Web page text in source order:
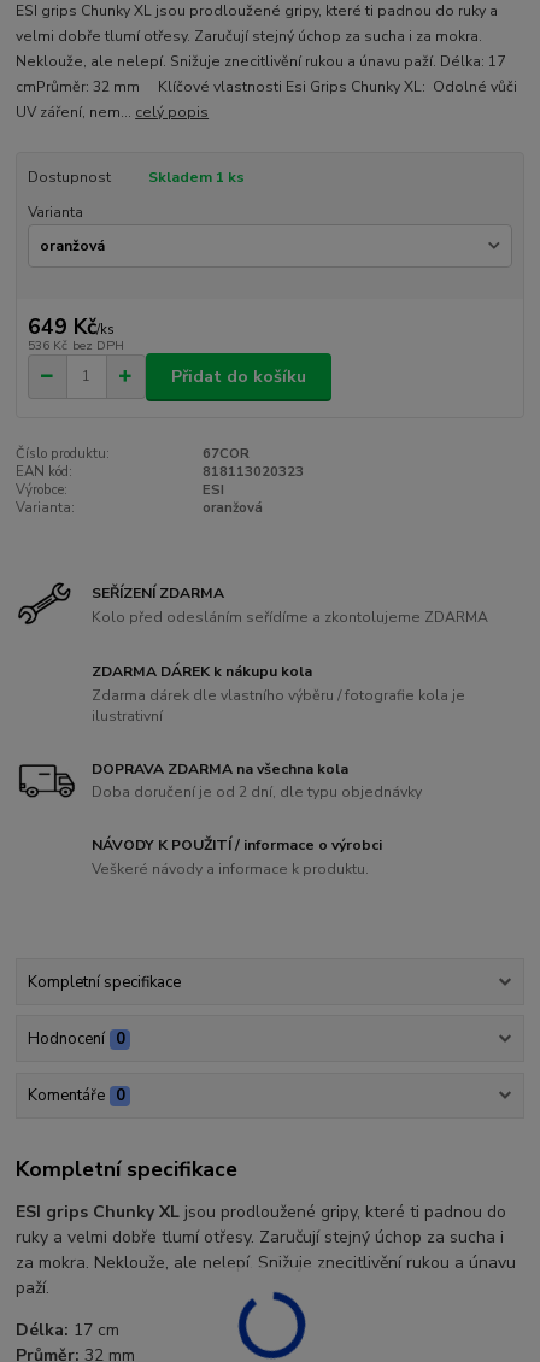
ESI grips Chunky XL jsou prodloužené gripy, které ti padnou do ruky a
velmi dobře tlumí otřesy. Zaručují stejný úchop za sucha i za mokra.
Neklouže, ale nelepí. Snižuje znecitlivění rukou a únavu paží. Délka: 17
cmPrůměr: 32 mm Klíčové vlastnosti Esi Grips Chunky XL: Odolné vůči
UV záření, nem... celý popis
Dostupnost
Skladem 1 ks
Varianta
649 Kč/ks
536 Kč bez DPH
Přidat do košíku
Číslo produktu:
67COR
EAN kód:
818113020323
Výrobce:
ESI
Varianta:
oranžová
SEŘÍZENÍ ZDARMA
Kolo před odesláním seřídíme a zkontolujeme ZDARMA
ZDARMA DÁREK k nákupu kola
Zdarma dárek dle vlastního výběru / fotografie kola je
ilustrativní
DOPRAVA ZDARMA na všechna kola
Doba doručení je od 2 dní, dle typu objednávky
NÁVODY K POUŽITÍ / informace o výrobci
Veškeré návody a informace k produktu.
Kompletní specifikace
Hodnocení 0
Komentáře 0
Kompletní specifikace
ESI grips Chunky XL jsou prodloužené gripy, které ti padnou do
ruky a velmi dobře tlumí otřesy. Zaručují stejný úchop za sucha i
za mokra. Neklouže, ale nelepí. Snižuje znecitlivění rukou a únavu
paží.
Délka: 17 cm
Průměr:32 mm